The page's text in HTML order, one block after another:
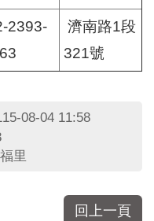
2393-
濟南路1段
321號
08-04 11:58
里
回上一頁